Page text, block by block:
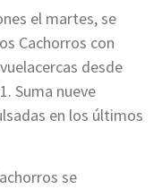
el martes, se
Cachorros con
desde
Suma nueve
en los últimos
se